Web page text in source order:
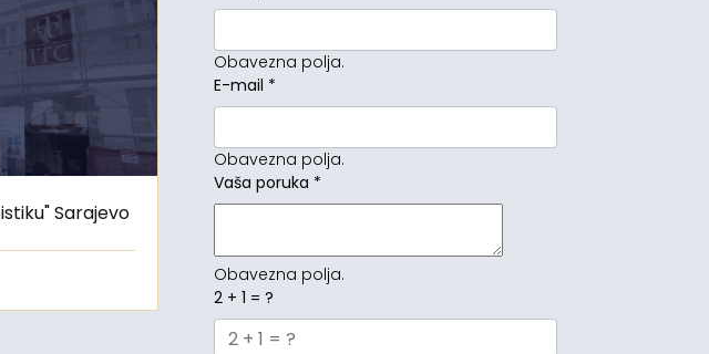
Sarajevo
Obavezna polja.
E-mail *
Obavezna polja.
Vaša poruka *
Obavezna polja.
2 + 1 = ?